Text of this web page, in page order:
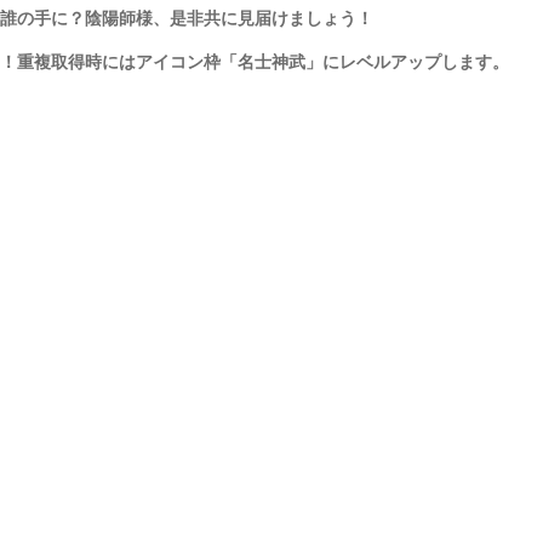
の手に？陰陽師様、是非共に見届けましょう！
複取得時にはアイコン枠「名士神武」にレベルアップします。